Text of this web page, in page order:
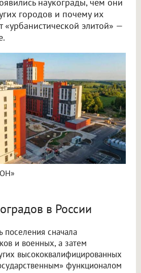
наукограды, чем они
городов и почему их
«урбанистической элитой» —
в России
поселения сначала
и военных, а затем
высококвалифицированных
функционалом